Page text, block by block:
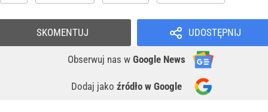
UDOSTĘPNIJ
Obserwuj nas w Google News
Dodaj jako źródło w Google
SKOMENTUJ